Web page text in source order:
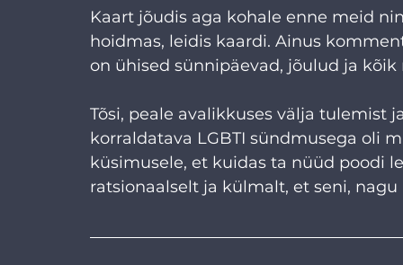
Kaart jõudis aga kohale enne meid
hoidmas, leidis kaardi. Ainus
on ühised sünnipäevad, jõulud ja
Tõsi, peale avalikkuses välja tulemist
korraldatava LGBTI sündmusega oli
küsimusele, et kuidas ta nüüd poodi
ratsionaalselt ja külmalt, et seni, nagu